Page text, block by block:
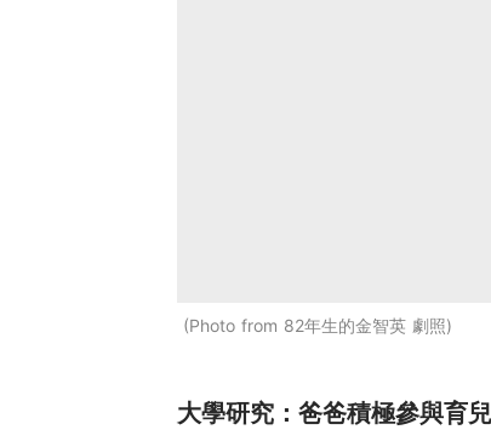
Photo from 82年生的金智英 劇照
大學研究：爸爸積極參與育